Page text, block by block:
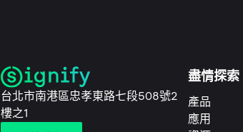
台北市南港區忠孝東路七段508號2
樓之1
盡情探索
產品
應用